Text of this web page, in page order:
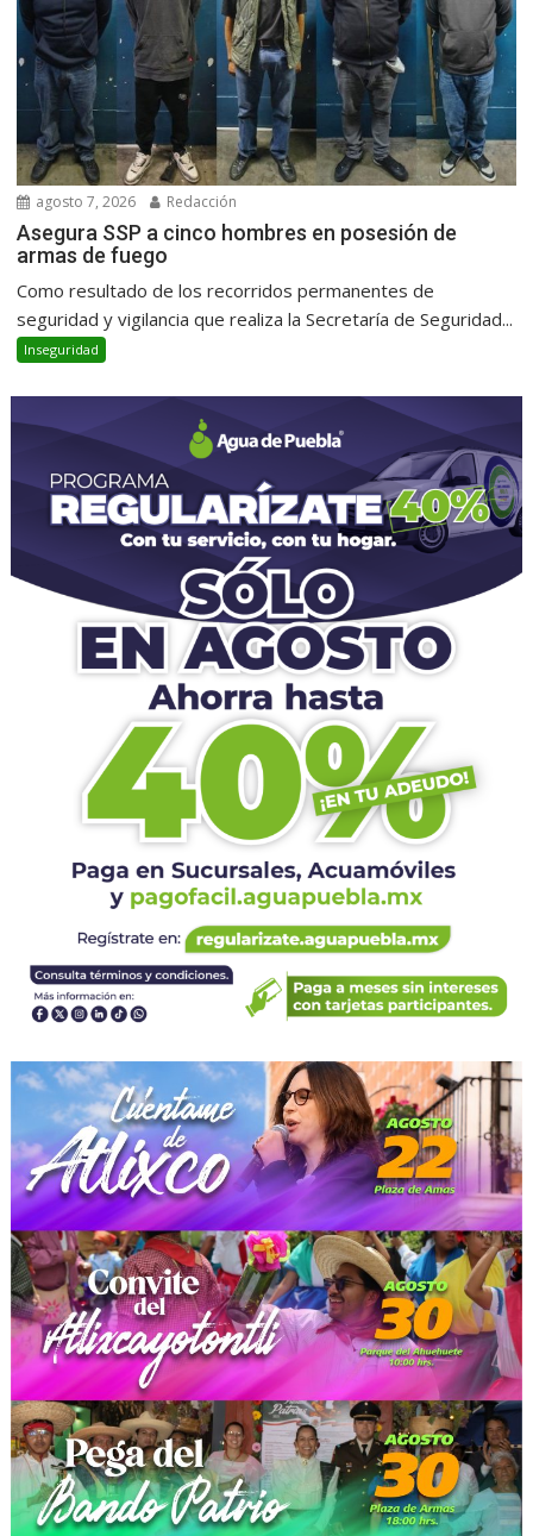
agosto 7, 2026 Redacción
Asegura SSP a cinco hombres en posesión de
armas de fuego
Como resultado de los recorridos permanentes de
seguridad y vigilancia que realiza la Secretaría de Seguridad...
Inseguridad